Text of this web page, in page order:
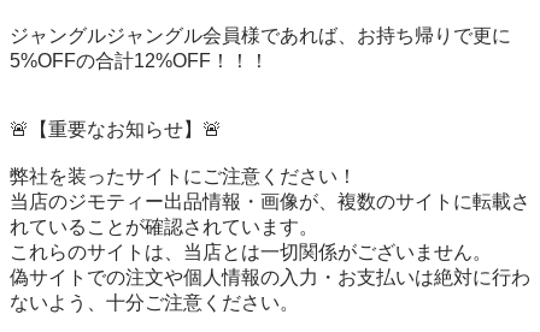
ジャングルジャングル会員様であれば、お持ち帰りで更に
5%OFFの合計12%OFF！！！
🚨【重要なお知らせ】🚨
弊社を装ったサイトにご注意ください！
当店のジモティー出品情報・画像が、複数のサイトに転載さ
れていることが確認されています。
これらのサイトは、当店とは一切関係がございません。
偽サイトでの注文や個人情報の入力・お支払いは絶対に行わ
ないよう、十分ご注意ください。